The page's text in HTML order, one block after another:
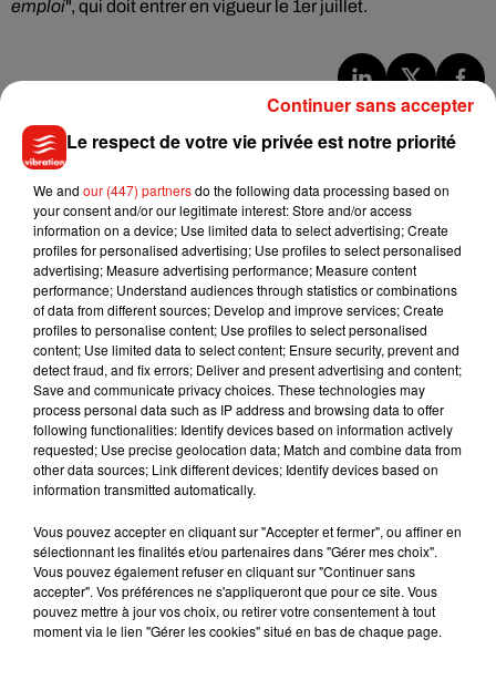
emploi", qui doit entrer en vigueur le 1er juillet.
7 août 2026
Julien Lieb s’essaye à la vie de chatelain
dans son nouveau clip
7 août 2026
Madonna sort enfin le remix de « Love
Sensation » avec Kylie Minogue
7 août 2026
Tayc et Didi B dévoilent le single le plus
Angèle et Amélie Lens dévoilent leur
Le respect de votre vie privée est notre priorité
We and our (447) partnersdo the following data processing based on
your consent and/or our legitimate interest: Store and/or access
information on a device; Use limited data to select advertising; Create
profiles for personalised advertising; Use profiles to select personalised
advertising; Measure advertising performance; Measure content
performance; Understand audiences through statistics or combinations
of data from different sources; Develop and improve services; Create
profiles to personalise content; Use profiles to select personalised
content; Use limited data to select content; Ensure security, prevent and
detect fraud, and fix errors; Deliver and present advertising and content;
Save and communicate privacy choices. These technologies may
process personal data such as IP address and browsing data to offer
following functionalities: Identify devices based on information actively
requested; Use precise geolocation data; Match and combine data from
other data sources; Link different devices; Identify devices based on
information transmitted automatically.
Vous pouvez accepter en cliquant sur "Accepter et fermer", ou affiner en
sélectionnant les finalités et/ou partenaires dans "Gérer mes choix".
Vous pouvez également refuser en cliquant sur "Continuer sans
accepter". Vos préférences ne s'appliqueront que pour ce site. Vous
pouvez mettre à jour vos choix, ou retirer votre consentement à tout
moment via le lien "Gérer les cookies" situé en bas de chaque page.
Continuer sans accepter